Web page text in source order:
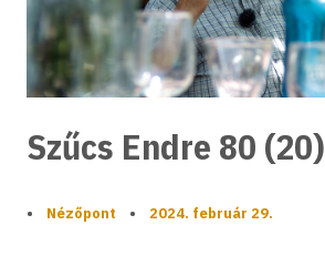
Szűcs Endre 80 (20)
• Nézőpont • 2024. február 29.